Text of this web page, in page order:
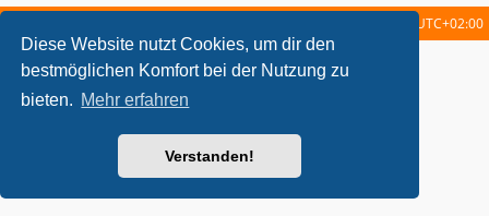
Diese Website nutzt Cookies, um dir den
bestmöglichen Komfort bei der Nutzung zu
bieten. Mehr erfahren
Verstanden!
UTC+02:00
metrolike style by Eric Seguin Updated for phpBB3.2 by
Powered byphpBB ® Forum Software © phpBB Limited
Deutsche Übersetzung durch